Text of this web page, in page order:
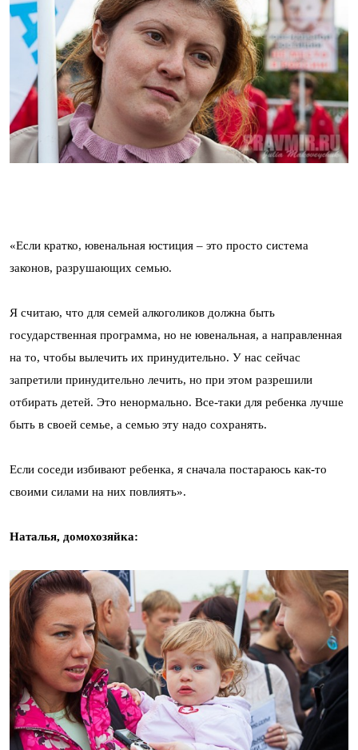
«Если кратко, ювенальная юстиция – это просто система
законов, разрушающих семью.
Я считаю, что для семей алкоголиков должна быть
государственная программа, но не ювенальная, а направленная
на то, чтобы вылечить их принудительно. У нас сейчас
запретили принудительно лечить, но при этом разрешили
отбирать детей. Это ненормально. Все-таки для ребенка лучше
быть в своей семье, а семью эту надо сохранять.
Если соседи избивают ребенка, я сначала постараюсь как-то
своими силами на них повлиять».
Наталья, домохозяйка: